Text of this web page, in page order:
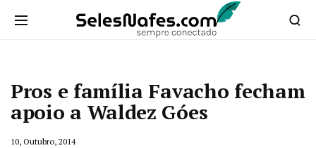
Pros e família Favacho fecham
apoio a Waldez Góes
10, Outubro, 2014